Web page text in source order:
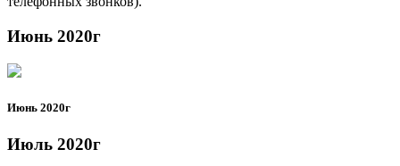
Июнь 2020г
Июнь 2020г
Июль 2020г